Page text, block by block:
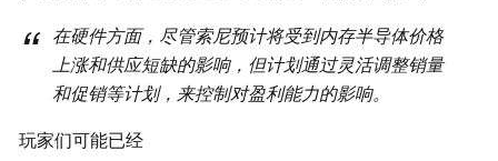
在硬件方面，尽管索尼预计将受到内存半导体价格
上涨和供应短缺的影响，但计划通过灵活调整销量
和促销等计划，来控制对盈利能力的影响。
玩家们可能已经